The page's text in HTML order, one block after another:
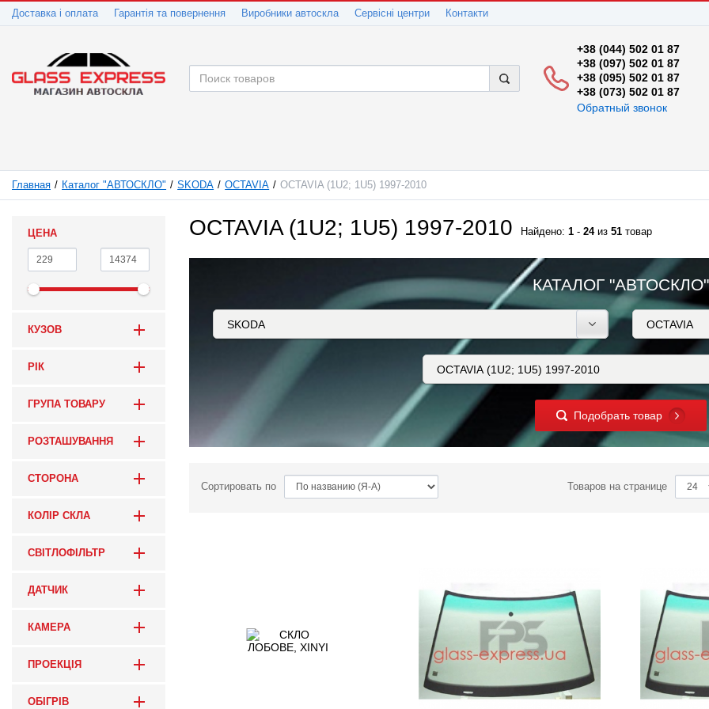
Доставка і оплата Гарантія та повернення Виробники автоскла Сервісні центри Контакти
+38 (044) 502 01 87
+38 (097) 502 01 87
+38 (095) 502 01 87
+38 (073) 502 01 87
Обратный звонок
Главная Каталог "АВТОСКЛО" SKODA OCTAVIA OCTAVIA (1U2; 1U5) 1997-2010
ЦЕНА
КУЗОВ
РІК
ГРУПА ТОВАРУ
РОЗТАШУВАННЯ
СТОРОНА
КОЛІР СКЛА
СВІТЛОФІЛЬТР
ДАТЧИК
КАМЕРА
ПРОЕКЦІЯ
ОБІГРІВ
OCTAVIA (1U2; 1U5) 1997-2010 Найдено: 1 - 24из 51 товар
КАТАЛОГ "АВТОСКЛО"
Подобрать товар
Сортировать по Товаров на странице